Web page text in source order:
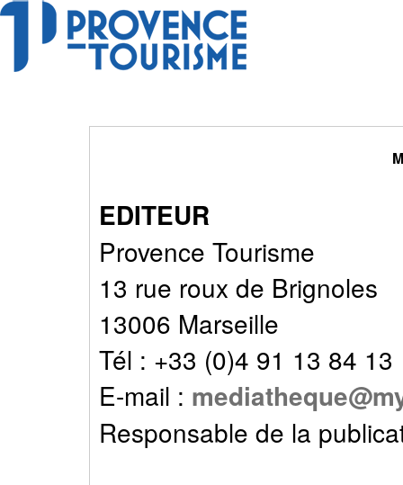
EDITEUR
Provence Tourisme
13 rue roux de Brignoles
13006 Marseille
Tél : +33 (0)4 91 13 84 13
E-mail :
Responsable de la